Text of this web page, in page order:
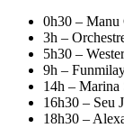
0h30 – Manu
3h –
5h30 –
9h –
14h – Marina
16h30 – Seu
18h30 –